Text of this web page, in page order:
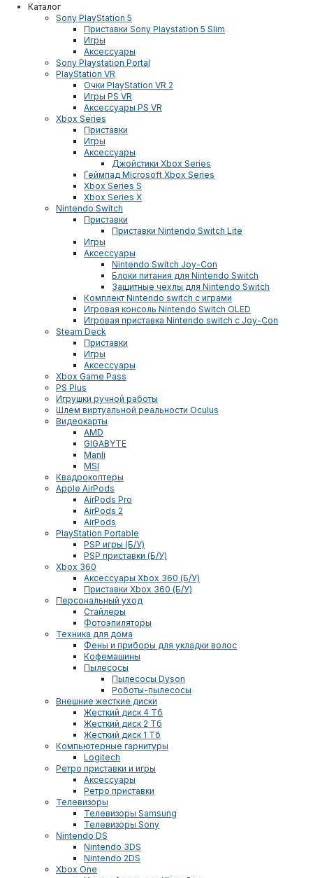
Каталог
Sony PlayStation 5
Приставки Sony Playstation 5 Slim
Игры
Аксессуары
Sony Playstation Portal
PlayStation VR
Очки PlayStation VR 2
Игры PS VR
Аксессуары PS VR
Xbox Series
Приставки
Игры
Аксессуары
Джойстики Xbox Series
Геймпад Microsoft Xbox Series
Xbox Series S
Xbox Series X
Nintendo Switch
Приставки
Приставки Nintendo Switch Lite
Игры
Аксессуары
Nintendo Switch Joy-Con
Блоки питания для Nintendo Switch
Защитные чехлы для Nintendo Switch
Комплект Nintendo switch с играми
Игровая консоль Nintendo Switch OLED
Игровая приставка Nintendo switch с Joy-Con
Steam Deck
Приставки
Игры
Аксессуары
Xbox Game Pass
PS Plus
Игрушки ручной работы
Шлем виртуальной реальности Oculus
Видеокарты
AMD
GIGABYTE
Manli
MSI
Квадрокоптеры
Apple AirPods
AirPods Pro
AirPods 2
AirPods
PlayStation Portable
PSP игры (Б/У)
PSP приставки (Б/У)
Xbox 360
Аксессуары Xbox 360 (Б/У)
Приставки Xbox 360 (Б/У)
Персональный уход
Стайлеры
Фотоэпиляторы
Техника для дома
Фены и приборы для укладки волос
Кофемашины
Пылесосы
Пылесосы Dyson
Роботы-пылесосы
Внешние жесткие диски
Жесткий диск 4 Тб
Жесткий диск 2 Тб
Жесткий диск 1 Тб
Компьютерные гарнитуры
Logitech
Ретро приставки и игры
Аксессуары
Ретро приставки
Телевизоры
Телевизоры Samsung
Телевизоры Sony
Nintendo DS
Nintendo 3DS
Nintendo 2DS
Xbox One